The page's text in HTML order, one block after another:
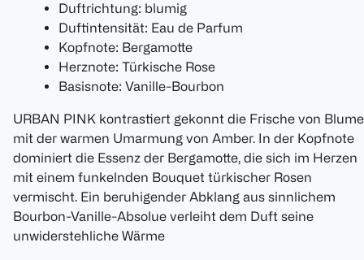
Duftrichtung: blumig
Duftintensität: Eau de Parfum
Kopfnote: Bergamotte
Herznote: Türkische Rose
Basisnote: Vanille-Bourbon
URBAN PINK kontrastiert gekonnt die Frische von
mit der warmen Umarmung von Amber. In der Kopfnote
dominiert die Essenz der Bergamotte, die sich im Herzen
mit einem funkelnden Bouquet türkischer Rosen
vermischt. Ein beruhigender Abklang aus sinnlichem
Bourbon-Vanille-Absolue verleiht dem Duft seine
unwiderstehliche Wärme